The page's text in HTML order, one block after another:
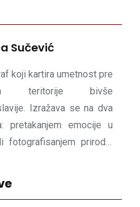
Sučević
koji kartira umetnost pre
teritorije bivše
Izražava se na dva
pretakanjem emocije u
fotografisanjem prirode.